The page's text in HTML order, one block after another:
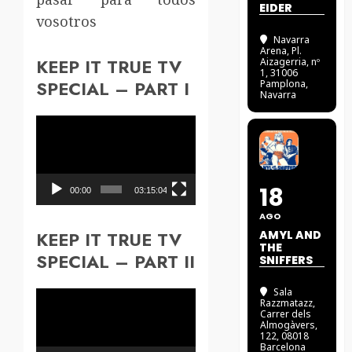
vosotros
KEEP IT TRUE TV
SPECIAL – PART I
vídeo
00:00 03:15:04
KEEP IT TRUE TV
SPECIAL – PART II
vídeo
EIDER
Navarra
Arena, Pl.
Aizagerria, nº
1, 31006
Pamplona,
Navarra
18
AGO
AMYL AND
THE
SNIFFERS
Sala
Razzmatazz,
Carrer dels
Almogàvers,
122, 08018
Barcelona